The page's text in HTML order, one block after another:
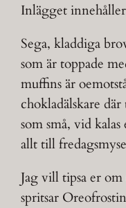
Inlägget
Sega, kladdiga
som är toppade
muffins är
chokladälskare
som små, vid
allt till
Jag vill tipsa er
spritsar